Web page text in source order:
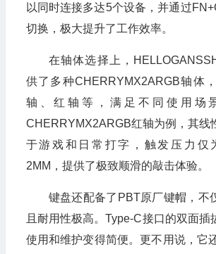
以同时连接多达5个设备，并通过
切换，极大提升了工作效率。
在轴体选择上，
供了多种CHERRYMX2ARGB轴体
轴、红轴等，满足不同使用场
CHERRYMX2ARGB红轴为例，其线
于游戏和日常打字，触发压力仅
2MM，提供了极致顺滑的敲击体验。
键盘还配备了PBT原厂键帽，不
且耐用性极高。Type-C接口的双面插
使用和维护变得简便。更不用说，它